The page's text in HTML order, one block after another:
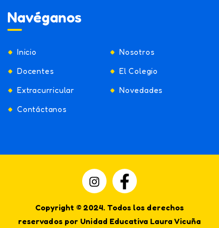
Navéganos
Inicio
Nosotros
Docentes
El Colegio
Extracurricular
Novedades
Contáctanos
Copyright © 2024. Todos los derechos
reservados por Unidad Educativa Laura Vicuña